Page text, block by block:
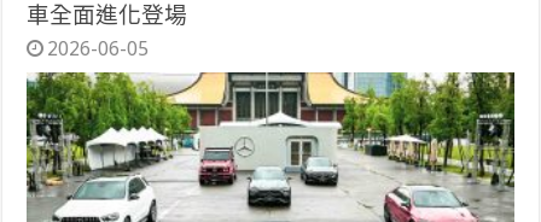
車全面進化登場
2026-06-05